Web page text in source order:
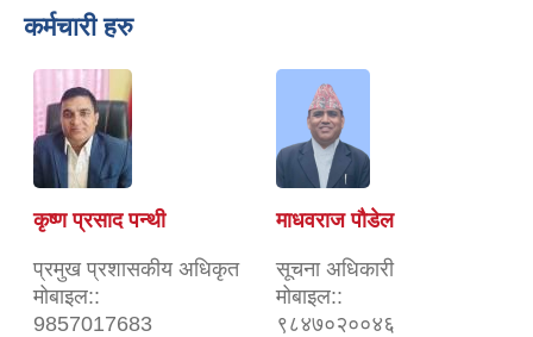
कर्मचारी हरु
कृष्ण प्रसाद पन्थी
प्रमुख प्रशासकीय अधिकृत
मोबाइल::
9857017683
माधवराज पौडेल
सूचना अधिकारी
मोबाइल::
९८४७०२००४६